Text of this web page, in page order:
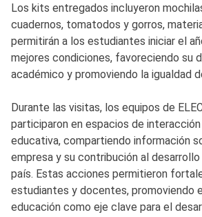
Los kits entregados incluyeron
cuadernos, tomatodos y gorros,
permitirán a los estudiantes iniciar el
mejores condiciones, favoreciendo su
académico y promoviendo la igualdad
Durante las visitas, los equipos de
participaron en espacios de
educativa, compartiendo información
empresa y su contribución al
país. Estas acciones permitieron
estudiantes y docentes, promoviendo
educación como eje clave para el